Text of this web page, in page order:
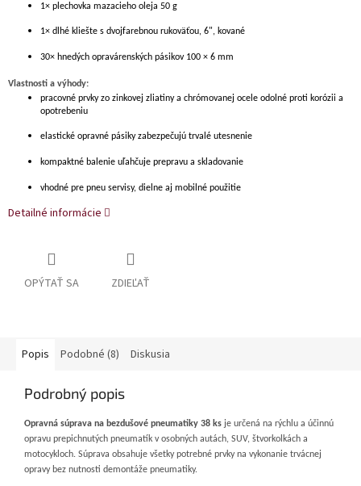
1× plechovka mazacieho oleja 50 g
1× dlhé kliešte s dvojfarebnou rukoväťou, 6", kované
30× hnedých opravárenských pásikov 100 × 6 mm
Vlastnosti a výhody:
pracovné prvky zo zinkovej zliatiny a chrómovanej ocele odolné proti korózii a
opotrebeniu
elastické opravné pásiky zabezpečujú trvalé utesnenie
kompaktné balenie uľahčuje prepravu a skladovanie
vhodné pre pneu servisy, dielne aj mobilné použitie
Detailné informácie
OPÝTAŤ SA ZDIEĽAŤ
Popis Podobné (8) Diskusia
Podrobný popis
Opravná súprava na bezdušové pneumatiky 38 ks je určená na rýchlu a účinnú
opravu prepichnutých pneumatík v osobných autách, SUV, štvorkolkách a
motocykloch. Súprava obsahuje všetky potrebné prvky na vykonanie trvácnej
opravy bez nutnosti demontáže pneumatiky.